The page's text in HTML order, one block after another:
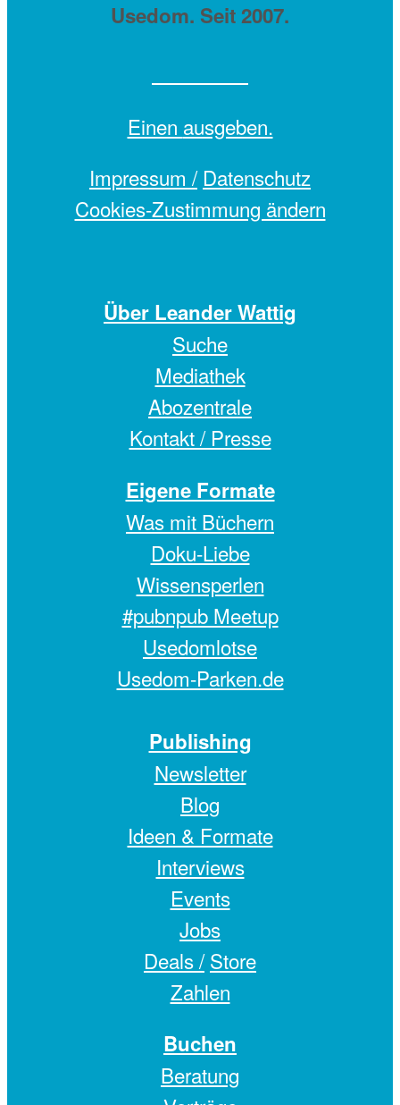
Usedom. Seit 2007.
Einen ausgeben.
Impressum / Datenschutz
Cookies-Zustimmung ändern
Über Leander Wattig
Suche
Mediathek
Abozentrale
Kontakt / Presse
Eigene Formate
Was mit Büchern
Doku-Liebe
Wissensperlen
#pubnpub Meetup
Usedomlotse
Usedom-Parken.de
Publishing
Newsletter
Blog
Ideen & Formate
Interviews
Events
Jobs
Deals / Store
Zahlen
Buchen
Beratung